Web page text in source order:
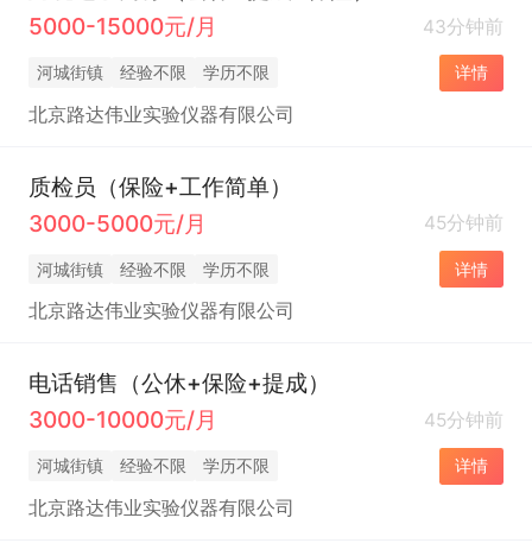
5000-15000元/月
43分钟前
河城街镇 经验不限 学历不限 详情
北京路达伟业实验仪器有限公司
质检员（保险+工作简单）
3000-5000元/月
45分钟前
河城街镇 经验不限 学历不限 详情
北京路达伟业实验仪器有限公司
电话销售（公休+保险+提成）
3000-10000元/月
45分钟前
河城街镇 经验不限 学历不限 详情
北京路达伟业实验仪器有限公司